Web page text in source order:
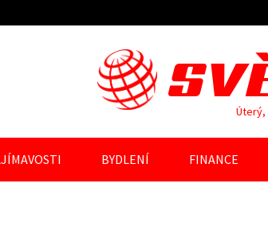
Úterý,
BYDLENÍ FINANCE